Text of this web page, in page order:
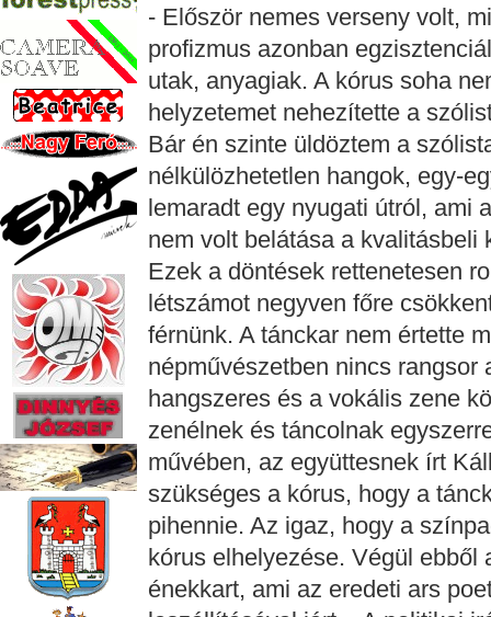
- Először nemes verseny volt,
profizmus azonban
utak, anyagiak. A kórus soha
helyzetemet nehezítette a
Bár én szinte üldöztem a
nélkülözhetetlen hangok, egy-
lemaradt egy nyugati útról, ami
nem volt belátása a kvalitásbeli
Ezek a döntések rettenetesen
létszámot negyven főre
férnünk. A tánckar nem értette
népművészetben nincs
hangszeres és a vokális zene
zenélnek és táncolnak
művében, az együttesnek írt
szükséges a kórus, hogy a
pihennie. Az igaz, hogy a
kórus elhelyezése. Végül ebből
énekkart, ami az eredeti ars